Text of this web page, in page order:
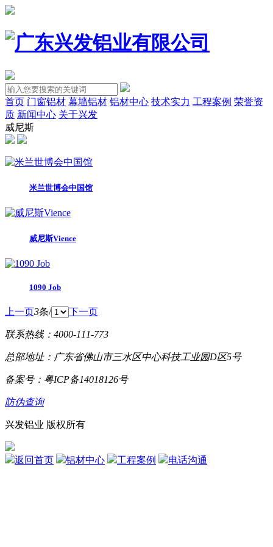
首页 门窗铝材 幕墙铝材 铝材中心 技术实力 工程案例 荣誉资
质 新闻中心 关于兴发
威尼斯
米兰世博会中国馆
威尼斯Vience
1090 Job
上一页3条/ 下一页
联系热线：4000-111-773
总部地址：广东省佛山市三水区中心科技工业园D区5号
备案号：粤ICP备14018126号
防伪查询
兴发铝业 版权所有
返回首页 铝材中心 工程案例 电话沟通